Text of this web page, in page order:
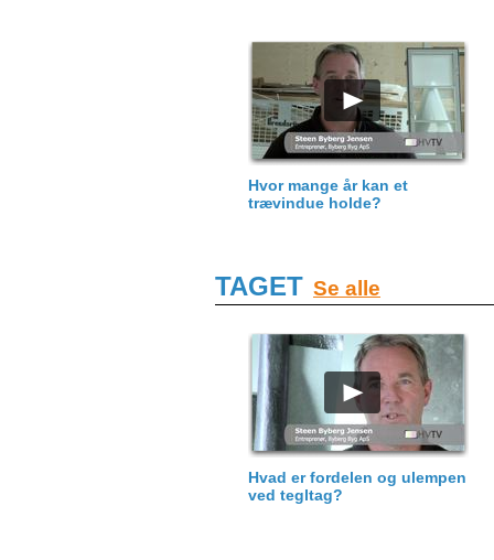
Hvor mange år kan et
trævindue holde?
TAGET Se alle
Hvad er fordelen og ulempen
ved tegltag?